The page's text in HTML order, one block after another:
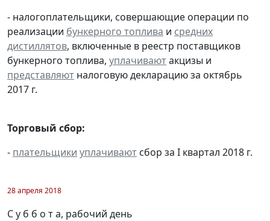
- налогоплательщики, совершающие операции по
реализации бункерного топлива и средних
дистиллятов, включенные в реестр поставщиков
бункерного топлива, уплачиваютакцизы и
представляют налоговую декларацию за октябрь
2017 г.
Торговый сбор:
- плательщики уплачивают сбор за I квартал 2018 г.
28 апреля 2018
С у б б о т а, рабочий день